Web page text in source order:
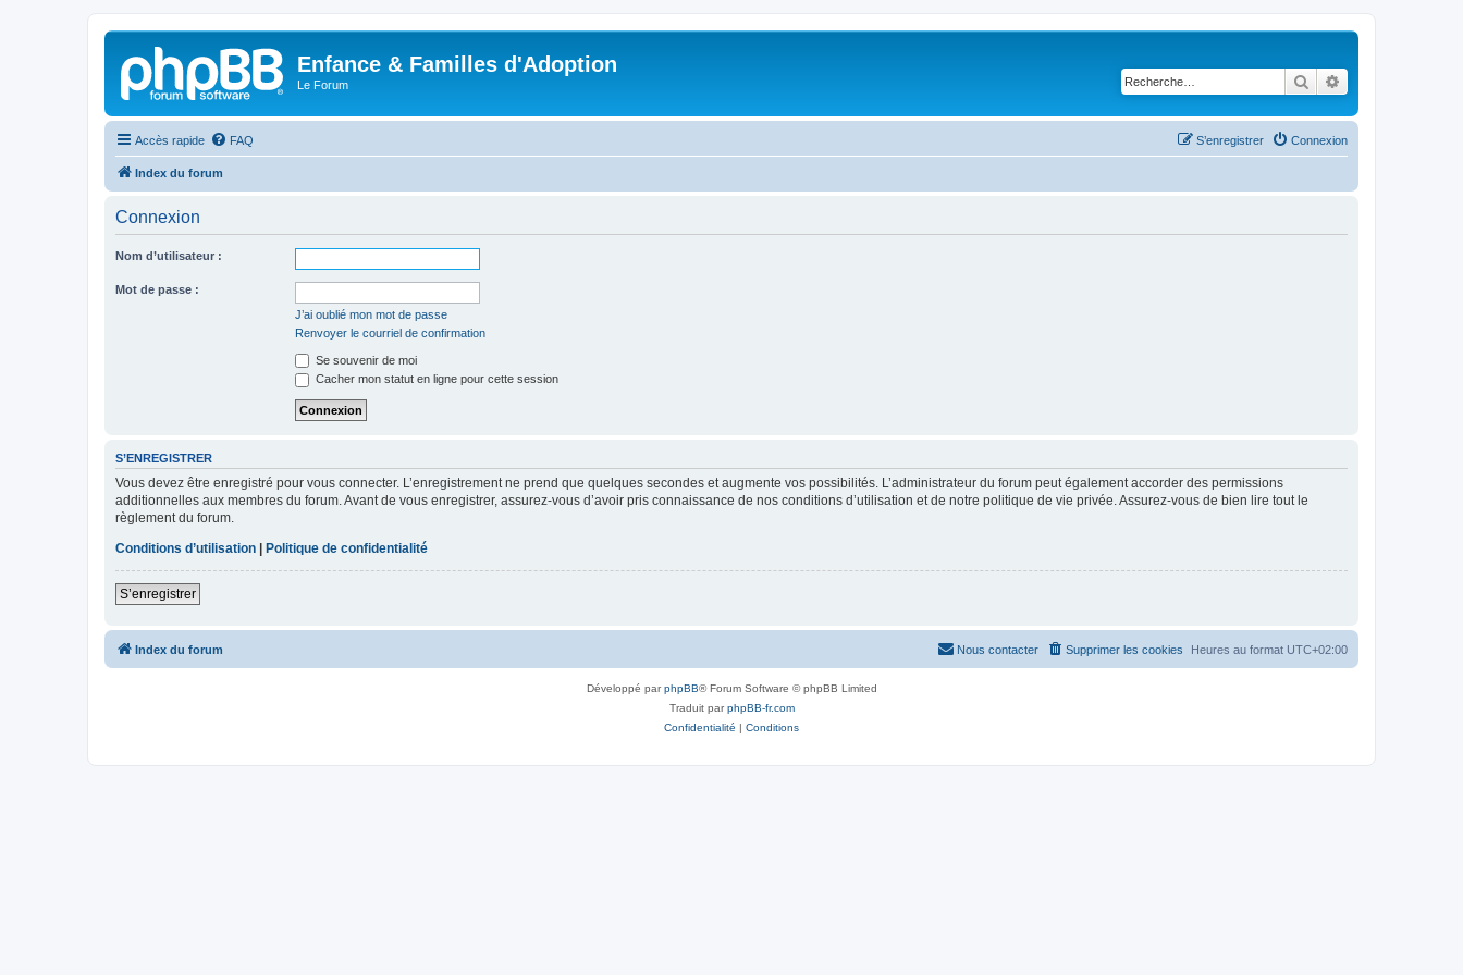
Enfance & Familles d'Adoption
Le Forum Rechercher
Accès rapide FAQ Connexion
S’enregistrer
Index du forum
Connexion
Nom d’utilisateur :
Mot de passe :
J’ai oublié mon mot de passe
Renvoyer le courriel de confirmation
Se souvenir de moi
Cacher mon statut en ligne pour cette session
S’ENREGISTRER
Vous devez être enregistré pour vous connecter. L’enregistrement ne prend que quelques secondes et augmente vos possibilités. L’administrateur du forum peut également accorder des permissions
additionnelles aux membres du forum. Avant de vous enregistrer, assurez-vous d’avoir pris connaissance de nos conditions d’utilisation et de notre politique de vie privée. Assurez-vous de bien lire tout le
règlement du forum.
Conditions d’utilisation
Politique de confidentialité
S’enregistrer
Index du forum Heures au format UTC+02:00
Supprimer les cookies
Nous contacter
Développé parphpBB® Forum Software © phpBB Limited
Traduit parphpBB-fr.com
Confidentialité | Conditions